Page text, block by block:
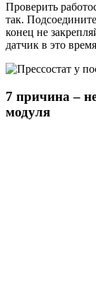
Проверить
так.
конец не
датчик в это
7 причина –
модуля